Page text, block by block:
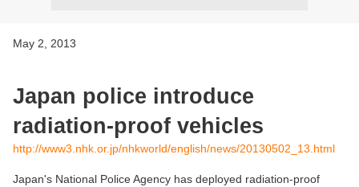
May 2, 2013
Japan police introduce
radiation-proof vehicles
http://www3.nhk.or.jp/nhkworld/english/news/20130502_13.html
Japan's National Police Agency has deployed radiation-proof